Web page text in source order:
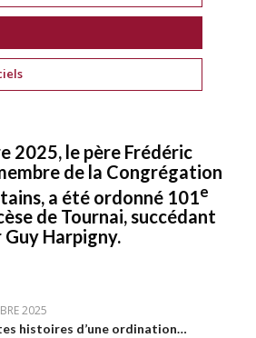
2025, le père Frédéric
de la Congrégation
a été ordonné 101 e
de Tournai, succédant
Harpigny.
2025
histoires d’une ordination…